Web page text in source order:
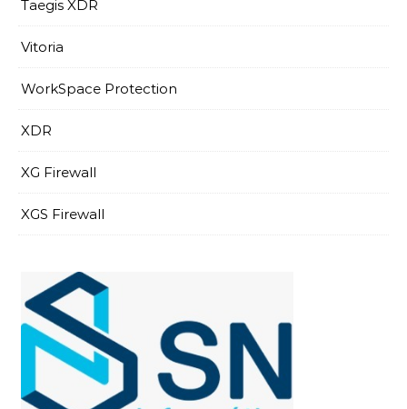
Taegis XDR
Vitoria
WorkSpace Protection
XDR
XG Firewall
XGS Firewall